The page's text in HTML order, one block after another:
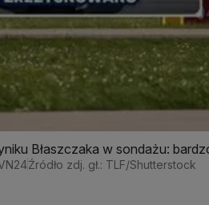
Błaszczaka w sondażu:
Źródło zdj. gł.: TLF/Shutterstock